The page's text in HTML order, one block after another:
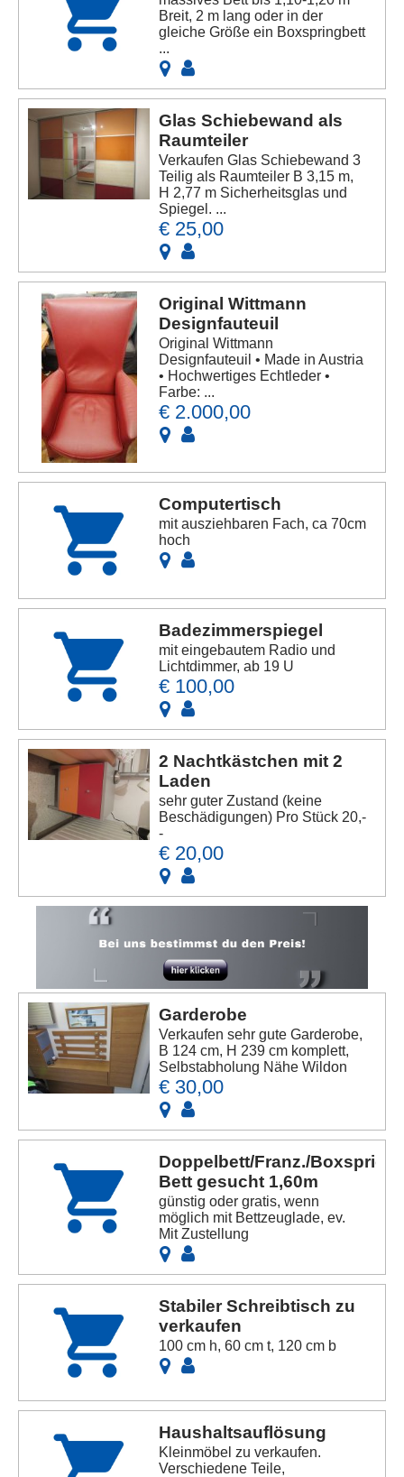
Breit, 2 m lang oder in der
gleiche Größe ein Boxspringbett
...
Glas Schiebewand als
Raumteiler
Verkaufen Glas Schiebewand 3
Teilig als Raumteiler B 3,15 m,
H 2,77 m Sicherheitsglas und
Spiegel. ...
€ 25,00
Original Wittmann
Designfauteuil
Original Wittmann
Designfauteuil • Made in Austria
• Hochwertiges Echtleder •
Farbe: ...
€ 2.000,00
Computertisch
mit ausziehbaren Fach, ca 70cm
hoch
Badezimmerspiegel
mit eingebautem Radio und
Lichtdimmer, ab 19 U
€ 100,00
2 Nachtkästchen mit 2
Laden
sehr guter Zustand (keine
Beschädigungen) Pro Stück 20,-
-
€ 20,00
Garderobe
Verkaufen sehr gute Garderobe,
B 124 cm, H 239 cm komplett,
Selbstabholung Nähe Wildon
€ 30,00
Doppelbett/Franz./Boxsprig.
Bett gesucht 1,60m
günstig oder gratis, wenn
möglich mit Bettzeuglade, ev.
Mit Zustellung
Stabiler Schreibtisch zu
verkaufen
100 cm h, 60 cm t, 120 cm b
Haushaltsauflösung
Kleinmöbel zu verkaufen.
Verschiedene Teile,